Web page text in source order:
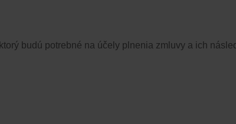
budú potrebné na účely plnenia zmluvy a ich